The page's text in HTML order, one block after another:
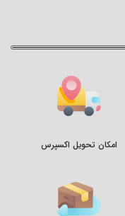
امکان تحویل اکسپرس